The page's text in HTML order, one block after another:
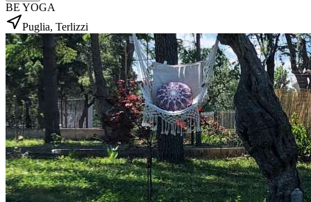
BE YOGA
Puglia, Terlizzi